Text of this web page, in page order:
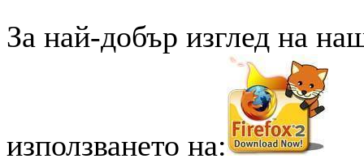
За най-добър изглед на
използването на: